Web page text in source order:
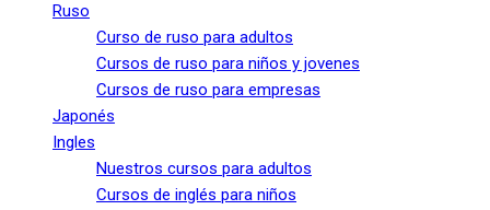
Ruso
Curso de ruso para adultos
Cursos de ruso para niños y jovenes
Cursos de ruso para empresas
Japonés
Ingles
Nuestros cursos para adultos
Cursos de inglés para niños